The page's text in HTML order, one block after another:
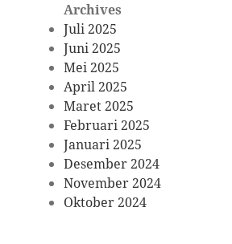
Archives
Juli 2025
Juni 2025
Mei 2025
April 2025
Maret 2025
Februari 2025
Januari 2025
Desember 2024
November 2024
Oktober 2024